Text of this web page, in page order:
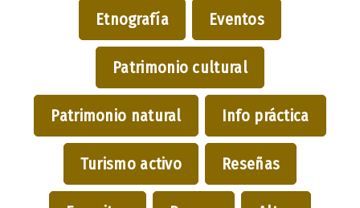
Etnografía Eventos
Patrimonio cultural
Patrimonio natural Info práctica
Turismo activo Reseñas